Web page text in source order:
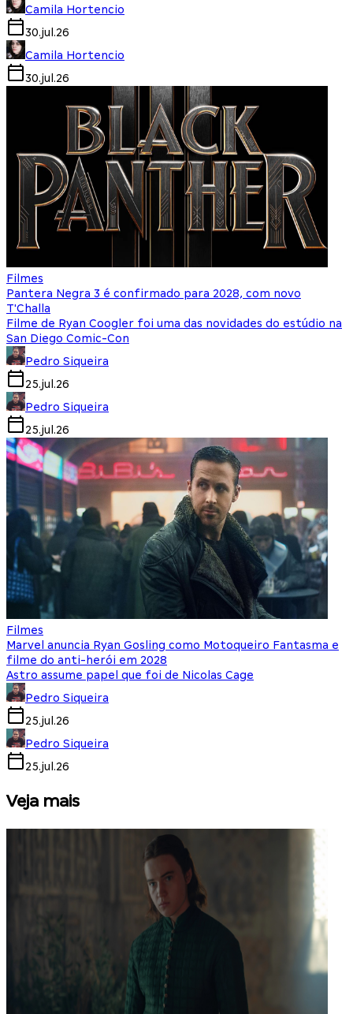
Camila Hortencio
30.jul.26
Camila Hortencio
30.jul.26
Filmes
Pantera Negra 3 é confirmado para 2028, com novo
T'Challa
Filme de Ryan Coogler foi uma das novidades do estúdio na
San Diego Comic-Con
Pedro Siqueira
25.jul.26
Pedro Siqueira
25.jul.26
Filmes
Marvel anuncia Ryan Gosling como Motoqueiro Fantasma e
filme do anti-herói em 2028
Astro assume papel que foi de Nicolas Cage
Pedro Siqueira
25.jul.26
Pedro Siqueira
25.jul.26
Veja mais